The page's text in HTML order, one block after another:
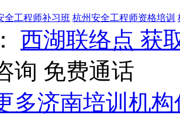
全工程师补习班 杭州安全工程师资格培训
西湖联络点 获
询 免费通话
多济南培训机构